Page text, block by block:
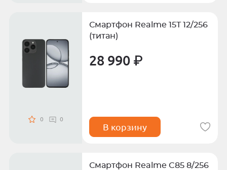
0 0
Смартфон Realme 15T 12/256
(титан)
28 990 ₽
В корзину
Смартфон Realme C85 8/256